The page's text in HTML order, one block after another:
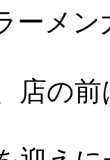
ーメン
店の